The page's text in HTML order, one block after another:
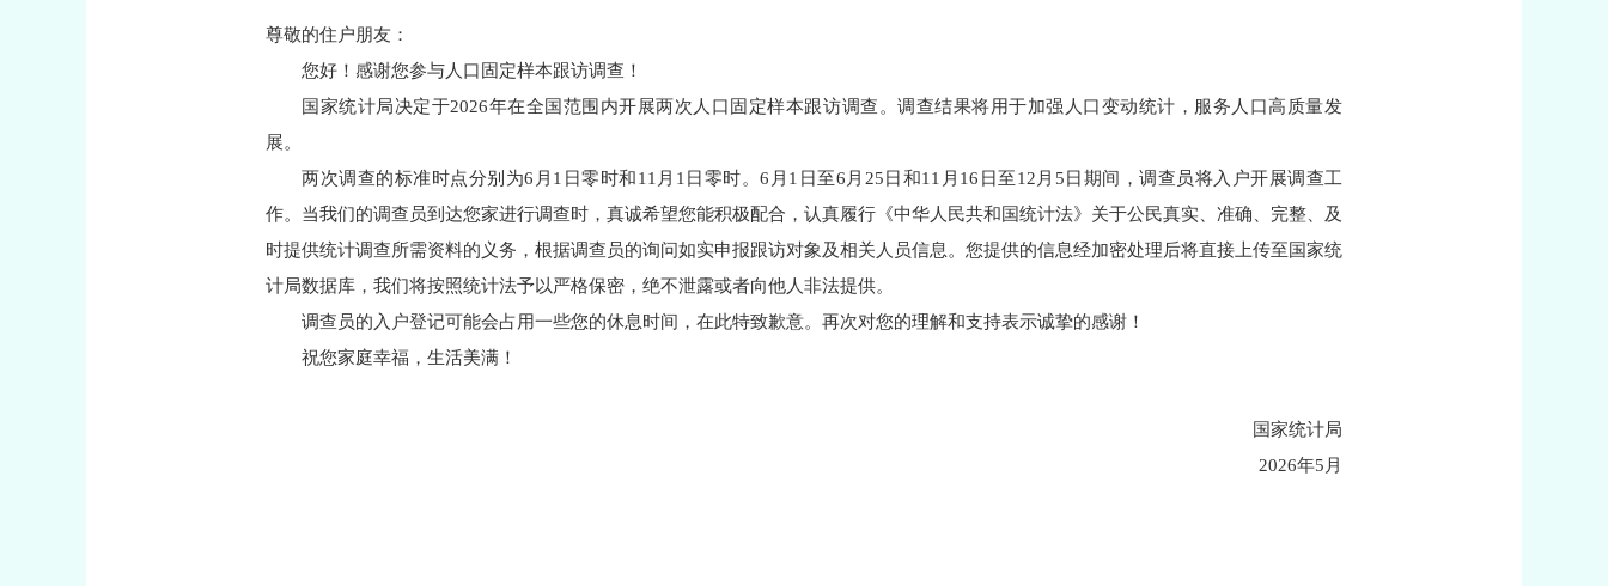
尊敬的住户朋友：
您好！感谢您参与人口固定样本跟访调查！
国家统计局决定于2026年在全国范围内开展两次人口固定样本跟访调查。调查结果将用于加强人口变动统计，服务人口高质量发
展。
两次调查的标准时点分别为6月1日零时和11月1日零时。6月1日至6月25日和11月16日至12月5日期间，调查员将入户开展调查工
作。当我们的调查员到达您家进行调查时，真诚希望您能积极配合，认真履行《中华人民共和国统计法》关于公民真实、准确、完整、及
时提供统计调查所需资料的义务，根据调查员的询问如实申报跟访对象及相关人员信息。您提供的信息经加密处理后将直接上传至国家统
计局数据库，我们将按照统计法予以严格保密，绝不泄露或者向他人非法提供。
调查员的入户登记可能会占用一些您的休息时间，在此特致歉意。再次对您的理解和支持表示诚挚的感谢！
祝您家庭幸福，生活美满！
国家统计局
2026年5月